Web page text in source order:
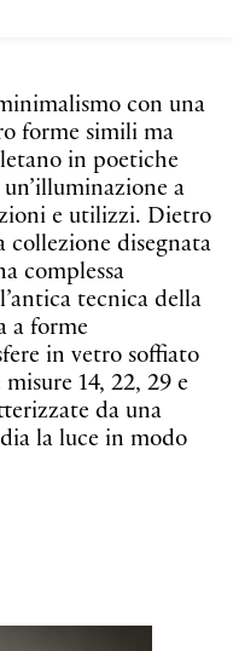
con una
forme simili ma
in poetiche
a
e utilizzi. Dietro
collezione disegnata
complessa
tecnica della
a forme
in vetro soffiato
14, 22, 29 e
da una
la luce in modo
soffitto, parete,
valore a
soluzioni